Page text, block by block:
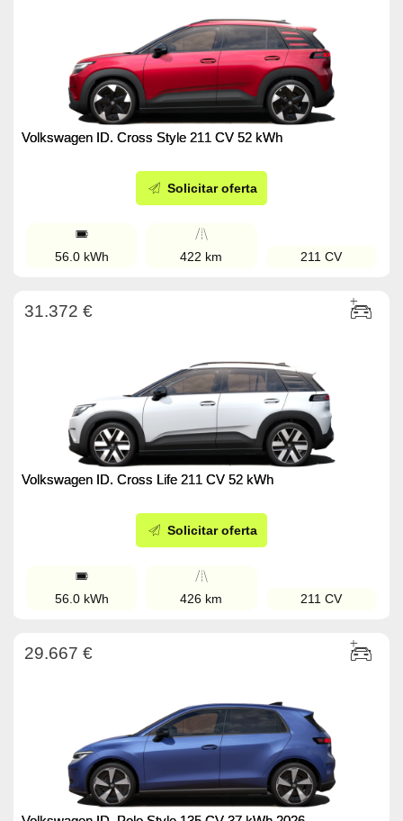
Volkswagen ID. Cross Style 211 CV 52 kWh
Solicitar oferta
56.0 kWh 422 km 211 CV
31.372 €
Volkswagen ID. Cross Life 211 CV 52 kWh
Solicitar oferta
56.0 kWh 426 km 211 CV
29.667 €